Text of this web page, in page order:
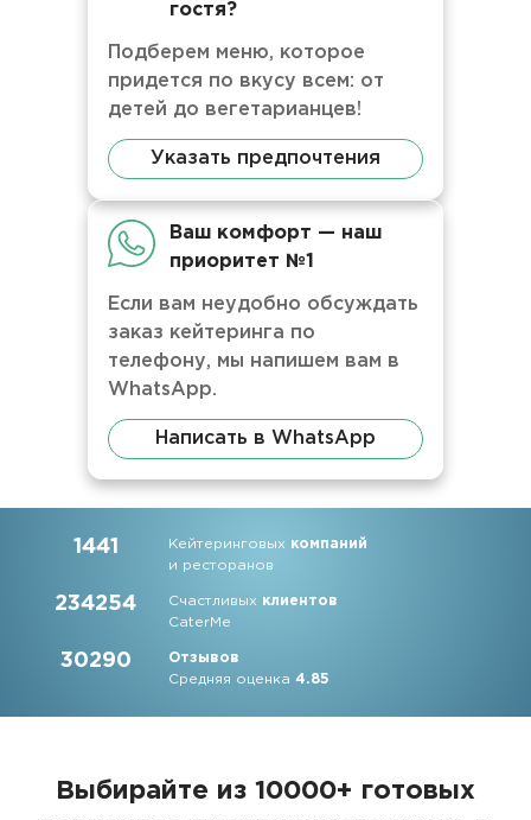
гостя?
Подберем меню, которое
придется по вкусу всем: от
детей до вегетарианцев!
Указать предпочтения
Ваш комфорт — наш
приоритет №1
Если вам неудобно обсуждать
заказ кейтеринга по
телефону, мы напишем вам в
WhatsApp.
Написать в WhatsApp
1441 Кейтеринговых компаний
и ресторанов
234254 Счастливых клиентов
CaterMe
30290
Отзывов
Средняя оценка4.85
Выбирайте из 10000+ готовых